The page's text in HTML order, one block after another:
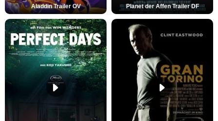
Aladdin Trailer OV Planet der Affen Trailer DF